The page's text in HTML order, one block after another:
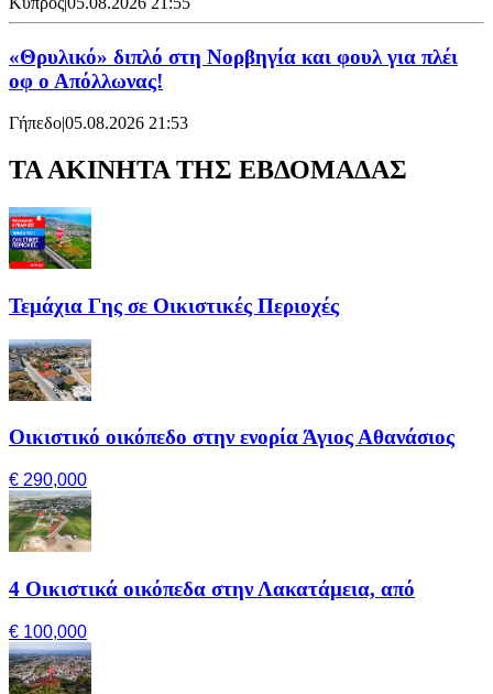
«Θρυλικό» διπλό στη Νορβηγία και φουλ για πλέι
οφ ο Απόλλωνας!
Γήπεδο|05.08.2026 21:53
ΤΑ ΑΚΙΝΗΤΑ ΤΗΣ ΕΒΔΟΜΑΔΑΣ
Τεμάχια Γης σε Οικιστικές Περιοχές
Οικιστικό οικόπεδο στην ενορία Άγιος Αθανάσιος
€ 290,000
4 Οικιστικά οικόπεδα στην Λακατάμεια, από
€ 100,000